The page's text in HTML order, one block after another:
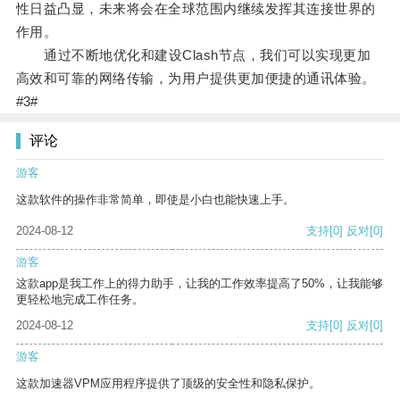
性日益凸显，未来将会在全球范围内继续发挥其连接世界的
作用。
通过不断地优化和建设Clash节点，我们可以实现更加
高效和可靠的网络传输，为用户提供更加便捷的通讯体验。
#3#
评论
游客
这款软件的操作非常简单，即使是小白也能快速上手。
2024-08-12 支持[0] 反对[0]
游客
这款app是我工作上的得力助手，让我的工作效率提高了50%，让我能够
更轻松地完成工作任务。
2024-08-12
支持[0] 反对[0]
游客
这款加速器VPM应用程序提供了顶级的安全性和隐私保护。